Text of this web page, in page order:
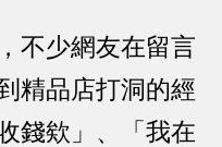
不少網友在留言
精品店打洞的經
錢欸」、「我在